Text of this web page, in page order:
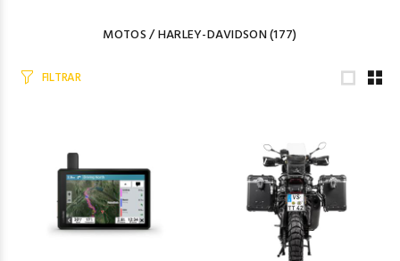
MOTOS/HARLEY-DAVIDSON(177)
FILTRAR